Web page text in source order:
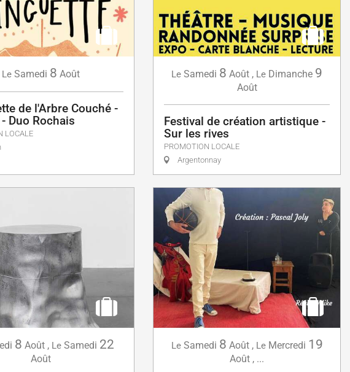
Le Samedi 8 Août
de l'Arbre Couché -
Duo Rochais
LOCALE
Le Samedi 8 Août , Le Dimanche 9
Août
Festival de création artistique -
Sur les rives
PROMOTION LOCALE
Argentonnay
8 Août , Le Samedi 22
Août
Le Samedi 8 Août, Le Mercredi 19
Août , ...